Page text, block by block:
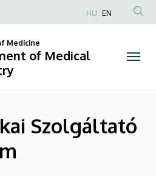
Anonim
fiók
HU EN
Medicine
of Medical
Szolgáltató